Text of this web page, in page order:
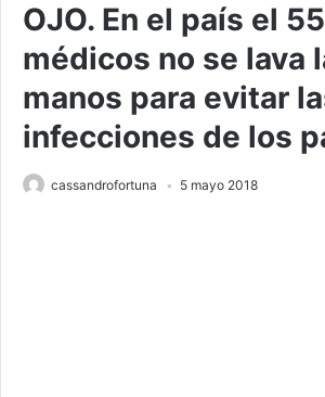
OJO. En el país el
médicos no se lava
manos para evitar
infecciones de los
cassandrofortuna 5 mayo 2018